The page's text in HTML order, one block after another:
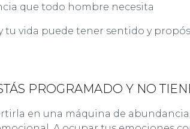
que todo hombre necesita
tu vida puede tener sentido y
PROGRAMADO Y NO
en una máquina de